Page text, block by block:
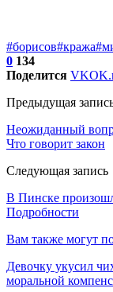
#борисов#кража
0 134
Поделится VK
Предыдущая
Неожиданный
Что говорит закон
Следующая запись
В Пинске
Подробности
Вам также могут
Девочку укусил
моральной